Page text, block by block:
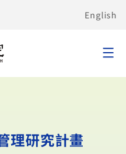
English
理研究計畫